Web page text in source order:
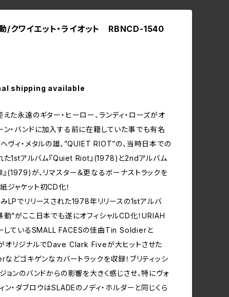
/クワイエット・ライオット RBNCD-1540
shipping available
た永遠のギター・ヒーロー、ランディ・ローズがオ
ン・バンドに加入する前に在籍していた事でも有名
ヘヴィ・メタルの雄、”QUIET RIOT”の、当時日本での
た1stアルバム『Quiet Riot』(1978)と2ndアルバム
(1979)が、リマスター＆更なるボーナストラックを
ジャケット初CD化！
LPでリリースされた1978年リリースの1stアルバ
”がここ日本でも遂にオフィシャルCD化！URIAH
しているSMALL FACESの佳曲Tin Soldierと
リジナルでDave Clark Fiveが大ヒットさせた
どゴキゲンなカバートラックを収録！ブリティッシ
ジョンのバンドからの影響を大きく感じさせ、特にヴォ
ン・ダブロウはSLADEのノディ・ホルダーと同じくら